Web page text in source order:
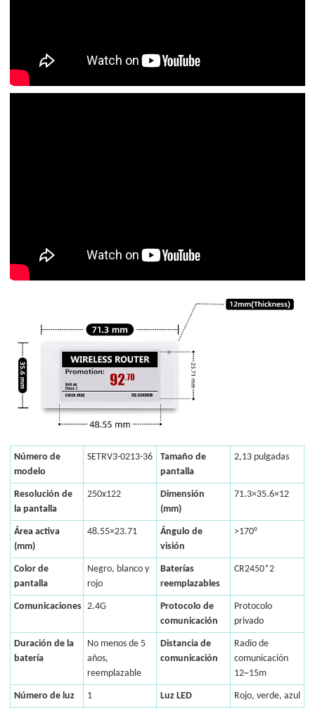
Número de
modelo
SETRV3-0213-36
Tamaño de
pantalla
2,13 pulgadas
Resolución de
la pantalla
250x122
Dimensión
(mm)
71.3×35.6×12
Área activa
(mm)
48.55×23.71
Ángulo de
visión
>170°
Color de
pantalla
Negro, blanco y
rojo
Baterías
reemplazables
CR2450*2
Comunicaciones 2.4G
Protocolo de
comunicación
Protocolo
privado
Duración de la
batería
No menos de 5
años,
reemplazable
Distancia de
comunicación
Radio de
comunicación
12~15m
Número de luz 1 Luz LED Rojo, verde, azul